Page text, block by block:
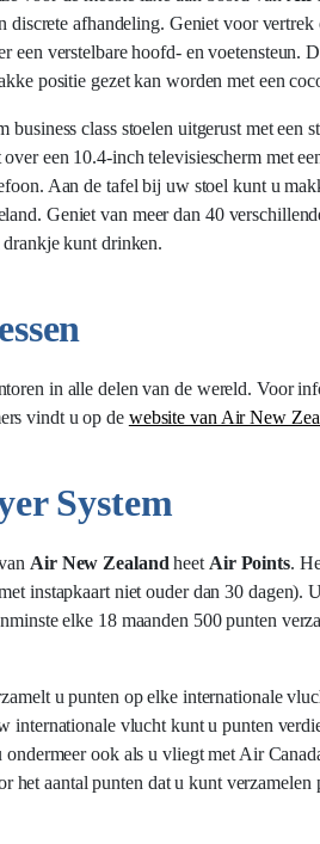
discrete afhandeling. Geniet voor
een verstelbare hoofd- en voetensteun.
positie gezet kan worden met een
business class stoelen uitgerust met
een 10.4-inch televisiescherm met
Aan de tafel bij uw stoel kunt u
Geniet van meer dan 40
kunt drinken.
in alle delen van de wereld. Voor
vindt u op de website van Air New
System
Air New Zealand heet Air Points.
instapkaart niet ouder dan 30
elke 18 maanden 500 punten
u punten op elke internationale
internationale vlucht kunt u punten
ondermeer ook als u vliegt met Air
het aantal punten dat u kunt verzamelen